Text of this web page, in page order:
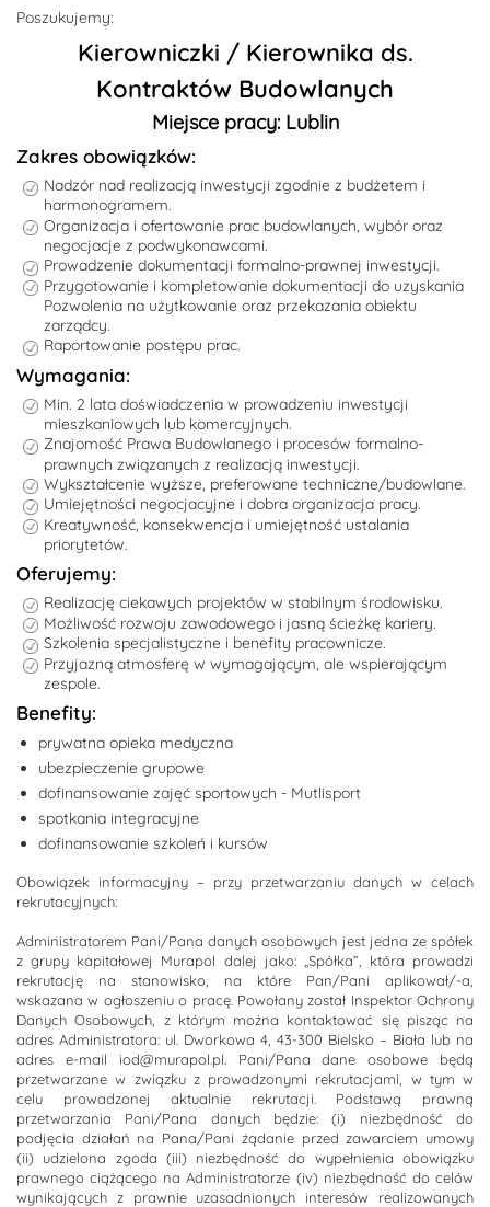
Poszukujemy:
Kierowniczki / Kierownika ds.
Kontraktów Budowlanych
Miejsce pracy: Lublin
Zakres obowiązków:
Nadzór nad realizacją inwestycji zgodnie z budżetem i
harmonogramem.
Organizacja i ofertowanie prac budowlanych, wybór oraz
negocjacje z podwykonawcami.
Prowadzenie dokumentacji formalno-prawnej inwestycji.
Przygotowanie i kompletowanie dokumentacji do uzyskania
Pozwolenia na użytkowanie oraz przekazania obiektu
zarządcy.
Raportowanie postępu prac.
Wymagania:
Min. 2 lata doświadczenia w prowadzeniu inwestycji
mieszkaniowych lub komercyjnych.
Znajomość Prawa Budowlanego i procesów formalno-
prawnych związanych z realizacją inwestycji.
Wykształcenie wyższe, preferowane techniczne/budowlane.
Umiejętności negocjacyjne i dobra organizacja pracy.
Kreatywność, konsekwencja i umiejętność ustalania
priorytetów.
Oferujemy:
Realizację ciekawych projektów w stabilnym środowisku.
Możliwość rozwoju zawodowego i jasną ścieżkę kariery.
Szkolenia specjalistyczne i benefity pracownicze.
Przyjazną atmosferę w wymagającym, ale wspierającym
zespole.
Benefity:
prywatna opieka medyczna
ubezpieczenie grupowe
dofinansowanie zajęć sportowych - Mutlisport
spotkania integracyjne
dofinansowanie szkoleń i kursów
Obowiązek informacyjny – przy przetwarzaniu danych w celach
rekrutacyjnych:
Administratorem Pani/Pana danych osobowych jest jedna ze spółek
z grupy kapitałowej Murapol dalej jako: „Spółka”, która prowadzi
rekrutację na stanowisko, na które Pan/Pani aplikował/-a,
wskazana w ogłoszeniu o pracę. Powołany został Inspektor Ochrony
Danych Osobowych, z którym można kontaktować się pisząc na
adres Administratora: ul. Dworkowa 4, 43-300 Bielsko – Biała lub na
adres e-mail iod@murapol.pl. Pani/Pana dane osobowe będą
przetwarzane w związku z prowadzonymi rekrutacjami, w tym w
celu prowadzonej aktualnie rekrutacji. Podstawą prawną
przetwarzania Pani/Pana danych będzie: (i) niezbędność do
podjęcia działań na Pana/Pani żądanie przed zawarciem umowy
(ii) udzielona zgoda (iii) niezbędność do wypełnienia obowiązku
prawnego ciążącego na Administratorze (iv) niezbędność do celów
wynikających z prawnie uzasadnionych interesów realizowanych